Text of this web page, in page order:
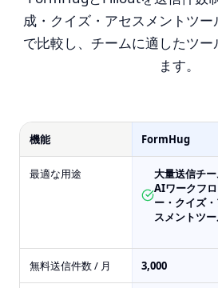
成・クイズ・アセスメントツ
で比較し、チームに適したツ
ます。
機能 FormHug
最適な用途
大量送信チー
AIワークフロ
ー・クイズ
スメントツ
無料送信件数 / 月 3,000